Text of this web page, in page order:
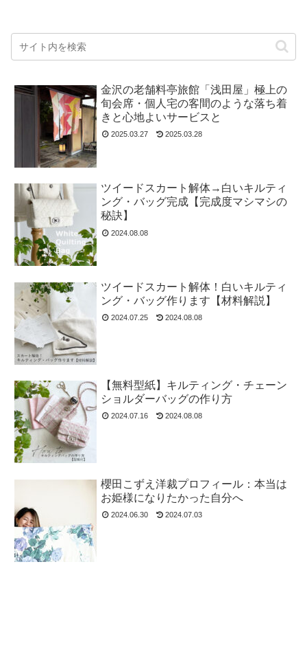
金沢の老舗料亭旅館「浅田屋」極上の
旬会席・個人宅の客間のような落ち着
きと心地よいサービスと
2025.03.27 2025.03.28
ツイードスカート解体→白いキルティ
ング・バッグ完成【完成度マシマシの
秘訣】
2024.08.08
ツイードスカート解体！白いキルティ
ング・バッグ作ります【材料解説】
2024.07.25 2024.08.08
【無料型紙】キルティング・チェーン
ショルダーバッグの作り方
2024.07.16 2024.08.08
櫻田こずえ洋裁プロフィール：本当は
お姫様になりたかった自分へ
2024.06.30 2024.07.03